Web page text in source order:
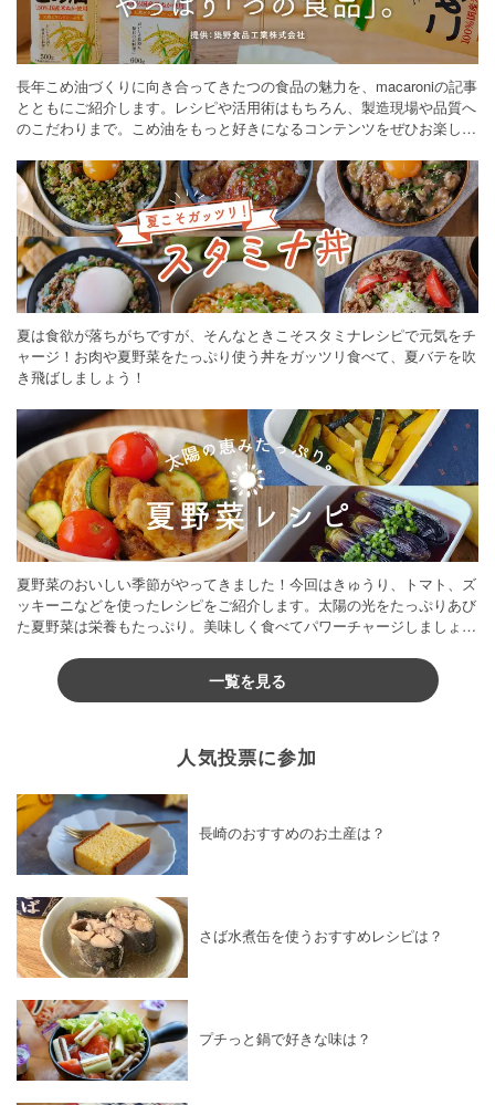
長年こめ油づくりに向き合ってきたつの食品の魅力を、macaroniの記事
とともにご紹介します。レシピや活用術はもちろん、製造現場や品質へ
のこだわりまで。こめ油をもっと好きになるコンテンツをぜひお楽しみ
夏は食欲が落ちがちですが、そんなときこそスタミナレシピで元気をチ
ャージ！お肉や夏野菜をたっぷり使う丼をガッツリ食べて、夏バテを吹
き飛ばしましょう！
夏野菜のおいしい季節がやってきました！今回はきゅうり、トマト、ズ
ッキーニなどを使ったレシピをご紹介します。太陽の光をたっぷりあび
た夏野菜は栄養もたっぷり。美味しく食べてパワーチャージしましょう
一覧を見る
人気投票に参加
長崎のおすすめのお土産は？
さば水煮缶を使うおすすめレシピは？
プチっと鍋で好きな味は？